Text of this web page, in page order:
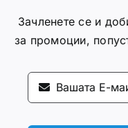
Зачленете се и
за промоции,